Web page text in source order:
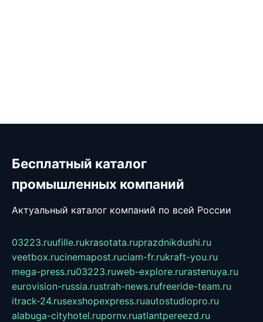
Бесплатный каталог
промышленных компаний
Актуальный каталог компаний по всей России
03223.ruufille.rukrasotata.ruprazdnikdushi.ru
veetbox.rucinemapost.ruciam-fr.rukraft-you.ru
mega-press.ru03223.ruweb-explore.rurastenuya.ru
eurovision-russia.rustrah-news.rufreeride-team.ru
itrack-24.rusexshopexpress.ruautostudiopro.ru
alabuga-cityhotel.rupornv.ruatlantpereezd.ru